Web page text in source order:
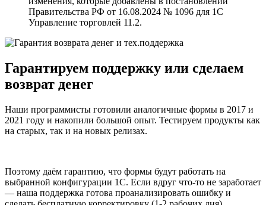
Правительства РФ от 16.08.2024 № 1096 для 1C
Управление торговлей 11.2.
Гарантируем поддержку или сделаем
возврат денег
Наши программисты готовили аналогичные формы в 2017 и
2021 году и накопили большой опыт. Тестируем продукты как
на старых, так и на новых релизах.
Поэтому даём гарантию, что формы будут работать на
выбранной конфигурации 1С. Если вдруг что-то не заработает
— наша поддержка готова проанализировать ошибку и